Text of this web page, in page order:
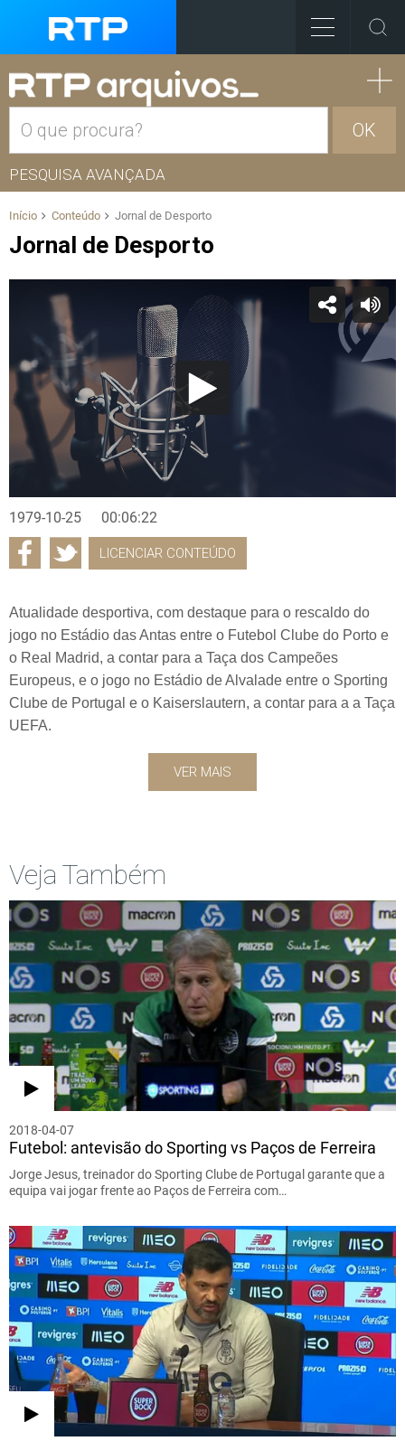
OK
PESQUISA AVANÇADA
Início Conteúdo Jornal de Desporto
Jornal de Desporto
1979-10-25 00:06:22
LICENCIAR CONTEÚDO
Atualidade desportiva, com destaque para o rescaldo do
jogo no Estádio das Antas entre o Futebol Clube do Porto e
o Real Madrid, a contar para a Taça dos Campeões
Europeus, e o jogo no Estádio de Alvalade entre o Sporting
Clube de Portugal e o Kaiserslautern, a contar para a a Taça
UEFA.
VER MAIS
Veja Também
2018-04-07
Futebol: antevisão do Sporting vs Paços de Ferreira
Jorge Jesus, treinador do Sporting Clube de Portugal garante que a
equipa vai jogar frente ao Paços de Ferreira com…